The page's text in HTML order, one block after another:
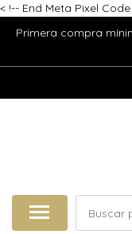
< !-- End Meta Pixel
Primera compra